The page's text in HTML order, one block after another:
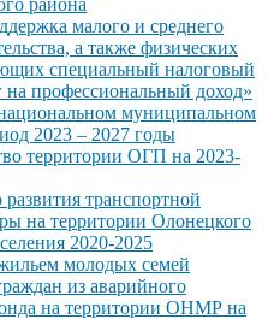
малого и среднего
а также физических
специальный налоговый
профессиональный доход»
муниципальном
2023 – 2027 годы
территории ОГП на 2023-
транспортной
на территории Олонецкого
2020-2025
молодых семей
из аварийного
на территории ОНМР на